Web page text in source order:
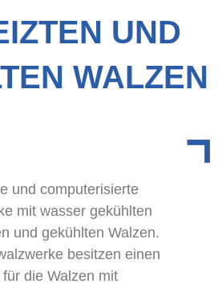
UND
WALZEN
und computerisierte
mit wasser gekühlten
und gekühlten Walzen.
besitzen einen
die Walzen mit